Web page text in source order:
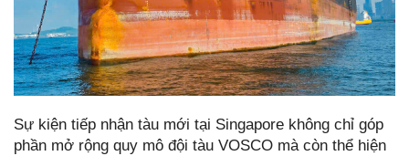
Sự kiện tiếp nhận tàu mới tại Singapore không chỉ góp
phần mở rộng quy mô đội tàu VOSCO mà còn thể hiện